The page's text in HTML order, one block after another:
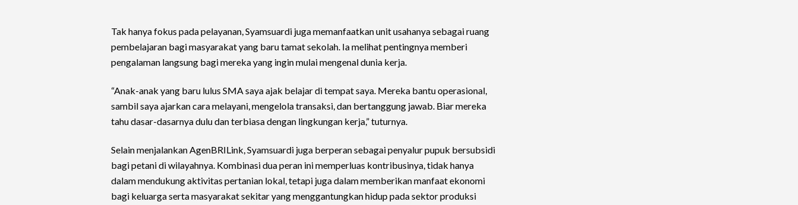
Tak hanya fokus pada pelayanan, Syamsuardi juga memanfaatkan unit usahanya sebagai ruang
pembelajaran bagi masyarakat yang baru tamat sekolah. Ia melihat pentingnya memberi
pengalaman langsung bagi mereka yang ingin mulai mengenal dunia kerja.
“Anak-anak yang baru lulus SMA saya ajak belajar di tempat saya. Mereka bantu operasional,
sambil saya ajarkan cara melayani, mengelola transaksi, dan bertanggung jawab. Biar mereka
tahu dasar-dasarnya dulu dan terbiasa dengan lingkungan kerja,” tuturnya.
Selain menjalankan AgenBRILink, Syamsuardi juga berperan sebagai penyalur pupuk bersubsidi
bagi petani di wilayahnya. Kombinasi dua peran ini memperluas kontribusinya, tidak hanya
dalam mendukung aktivitas pertanian lokal, tetapi juga dalam memberikan manfaat ekonomi
bagi keluarga serta masyarakat sekitar yang menggantungkan hidup pada sektor produksi